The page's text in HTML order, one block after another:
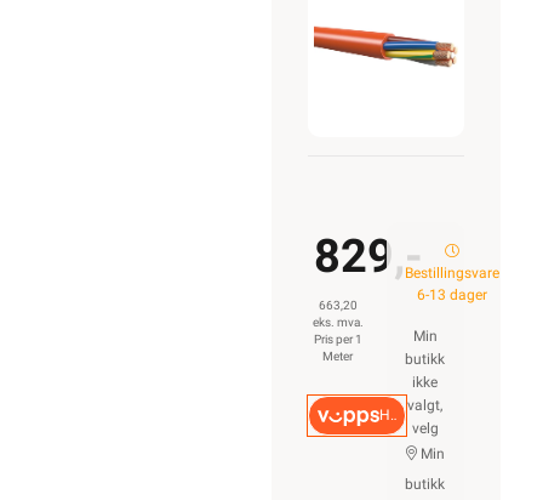
829,-
663,20
eks. mva.
Pris per 1
Meter
Hurtigkasse
Bestillingsvare
6-13 dager
Min
butikk
ikke
valgt,
velg
Min
butikk